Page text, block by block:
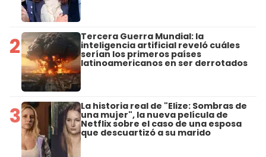
2 Tercera Guerra Mundial: la
inteligencia artificial reveló cuáles
serían los primeros países
latinoamericanos en ser derrotados
3 La historia real de "Elize: Sombras de
una mujer", la nueva película de
Netflix sobre el caso de una esposa
que descuartizó a su marido